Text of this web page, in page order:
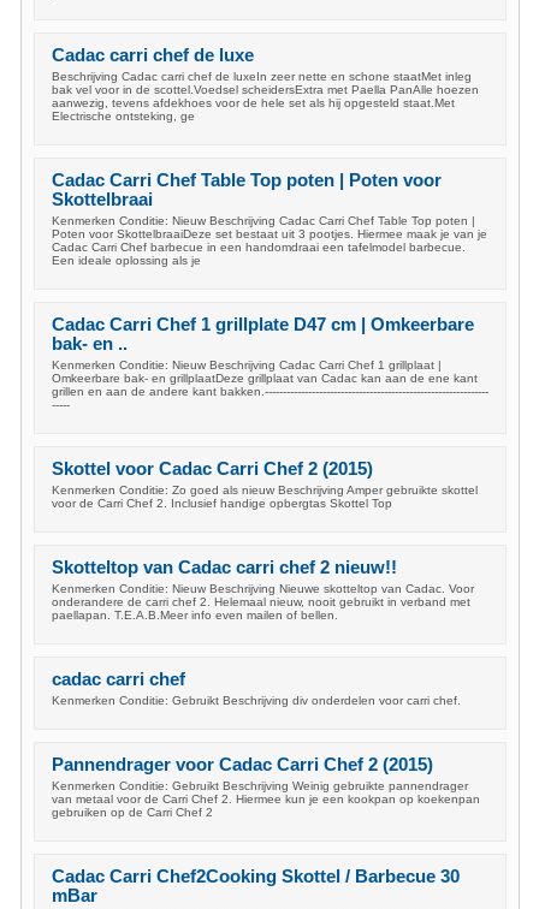
Cadac carri chef de luxe
Beschrijving Cadac carri chef de luxeIn zeer nette en schone staatMet inleg
bak vel voor in de scottel.Voedsel scheidersExtra met Paella PanAlle hoezen
aanwezig, tevens afdekhoes voor de hele set als hij opgesteld staat.Met
Electrische ontsteking, ge
Cadac Carri Chef Table Top poten | Poten voor
Skottelbraai
Kenmerken Conditie: Nieuw Beschrijving Cadac Carri Chef Table Top poten |
Poten voor SkottelbraaiDeze set bestaat uit 3 pootjes. Hiermee maak je van je
Cadac Carri Chef barbecue in een handomdraai een tafelmodel barbecue.
Een ideale oplossing als je
Cadac Carri Chef 1 grillplate D47 cm | Omkeerbare
bak- en ..
Kenmerken Conditie: Nieuw Beschrijving Cadac Carri Chef 1 grillplaat |
Omkeerbare bak- en grillplaatDeze grillplaat van Cadac kan aan de ene kant
grillen en aan de andere kant bakken.--------------------------------------------------------------
-----
Skottel voor Cadac Carri Chef 2 (2015)
Kenmerken Conditie: Zo goed als nieuw Beschrijving Amper gebruikte skottel
voor de Carri Chef 2. Inclusief handige opbergtas Skottel Top
Skotteltop van Cadac carri chef 2 nieuw!!
Kenmerken Conditie: Nieuw Beschrijving Nieuwe skotteltop van Cadac. Voor
onderandere de carri chef 2. Helemaal nieuw, nooit gebruikt in verband met
paellapan. T.E.A.B.Meer info even mailen of bellen.
cadac carri chef
Kenmerken Conditie: Gebruikt Beschrijving div onderdelen voor carri chef.
Pannendrager voor Cadac Carri Chef 2 (2015)
Kenmerken Conditie: Gebruikt Beschrijving Weinig gebruikte pannendrager
van metaal voor de Carri Chef 2. Hiermee kun je een kookpan op koekenpan
gebruiken op de Carri Chef 2
Cadac Carri Chef2Cooking Skottel / Barbecue 30
mBar